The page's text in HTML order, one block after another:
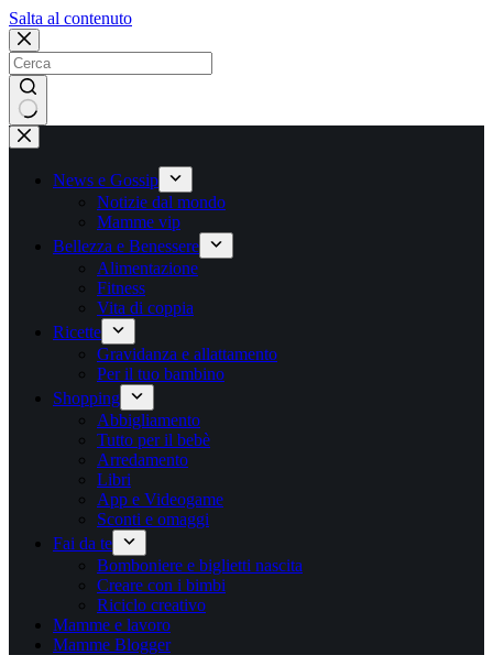
Salta al contenutoSalta
contenuto
Nessun
risultato
News e Gossip
Notizie dal mondo
Mamme vip
Bellezza e Benessere
Alimentazione
Fitness
Vita di coppia
Ricette
Gravidanza e allattamento
Per il tuo bambino
Shopping
Abbigliamento
Tutto per il bebè
Arredamento
Libri
App e Videogame
Sconti e omaggi
Fai da te
Bomboniere e biglietti nascita
Creare con i bimbi
Riciclo creativo
Mamme e lavoro
Mamme Blogger